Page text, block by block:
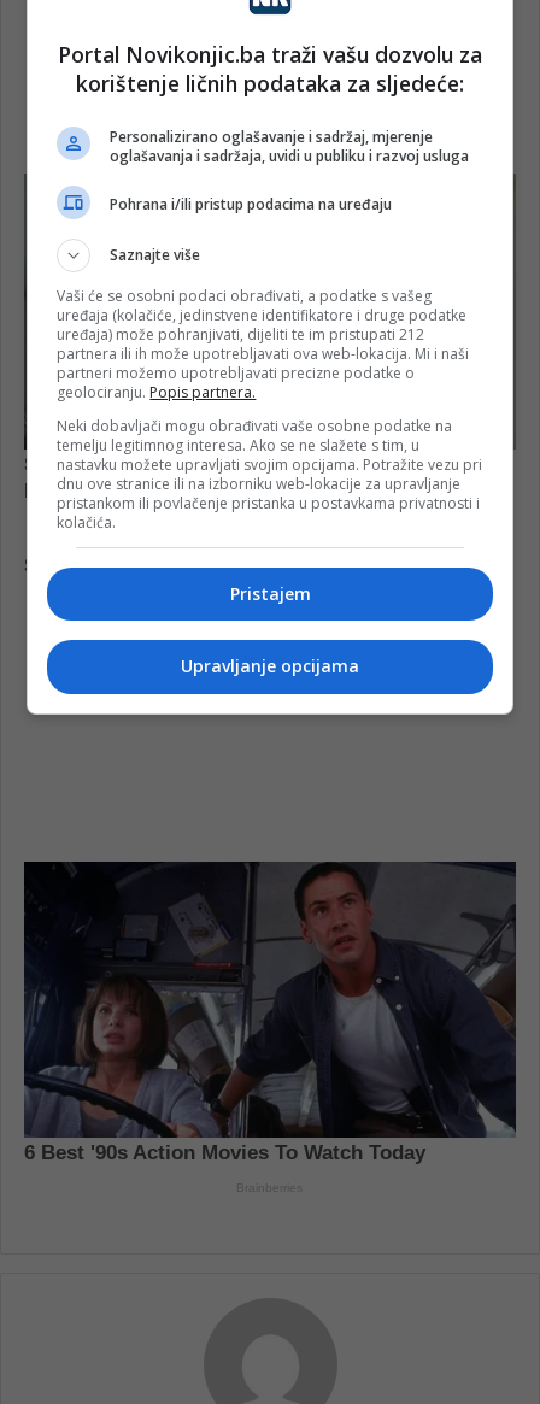
Portal Novikonjic.ba traži vašu dozvolu za
korištenje ličnih podataka za sljedeće:
Personalizirano oglašavanje i sadržaj, mjerenje
oglašavanja i sadržaja, uvidi u publiku i razvoj usluga
Pohrana i/ili pristup podacima na uređaju
Saznajte više
Vaši će se osobni podaci obrađivati, a podatke s vašeg
uređaja (kolačiće, jedinstvene identifikatore i druge podatke
uređaja) može pohranjivati, dijeliti te im pristupati 212
partnera ili ih može upotrebljavati ova web-lokacija. Mi i naši
partneri možemo upotrebljavati precizne podatke o
geolociranju. Popis partnera.
Neki dobavljači mogu obrađivati vaše osobne podatke na
temelju legitimnog interesa. Ako se ne slažete s tim, u
nastavku možete upravljati svojim opcijama. Potražite vezu pri
dnu ove stranice ili na izborniku web-lokacije za upravljanje
pristankom ili povlačenje pristanka u postavkama privatnosti i
kolačića.
Pristajem
Upravljanje opcijama